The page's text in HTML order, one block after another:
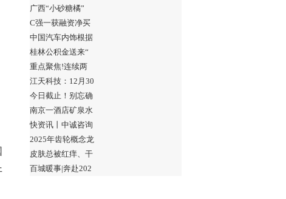
广西“小砂糖橘”
C强一获融资净买
中国汽车内饰根据
桂林公积金送来“
重点聚焦!连续两
江天科技：12月30
今日截止！别忘确
南京一酒店矿泉水
快资讯丨中诚咨询
2025年齿轮概念龙
皮肤总被红痒、干
百城暖事|奔赴202